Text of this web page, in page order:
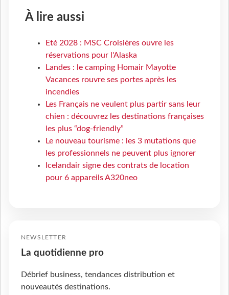
À lire aussi
Eté 2028 : MSC Croisières ouvre les
réservations pour l'Alaska
Landes : le camping Homair Mayotte
Vacances rouvre ses portes après les
incendies
Les Français ne veulent plus partir sans leur
chien : découvrez les destinations françaises
les plus “dog-friendly”
Le nouveau tourisme : les 3 mutations que
les professionnels ne peuvent plus ignorer
Icelandair signe des contrats de location
pour 6 appareils A320neo
NEWSLETTER
La quotidienne pro
Débrief business, tendances distribution et
nouveautés destinations.